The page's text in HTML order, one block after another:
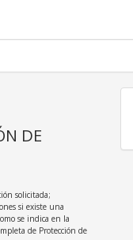
DE
solicitada;
si existe una
se indica en la
de Protección de